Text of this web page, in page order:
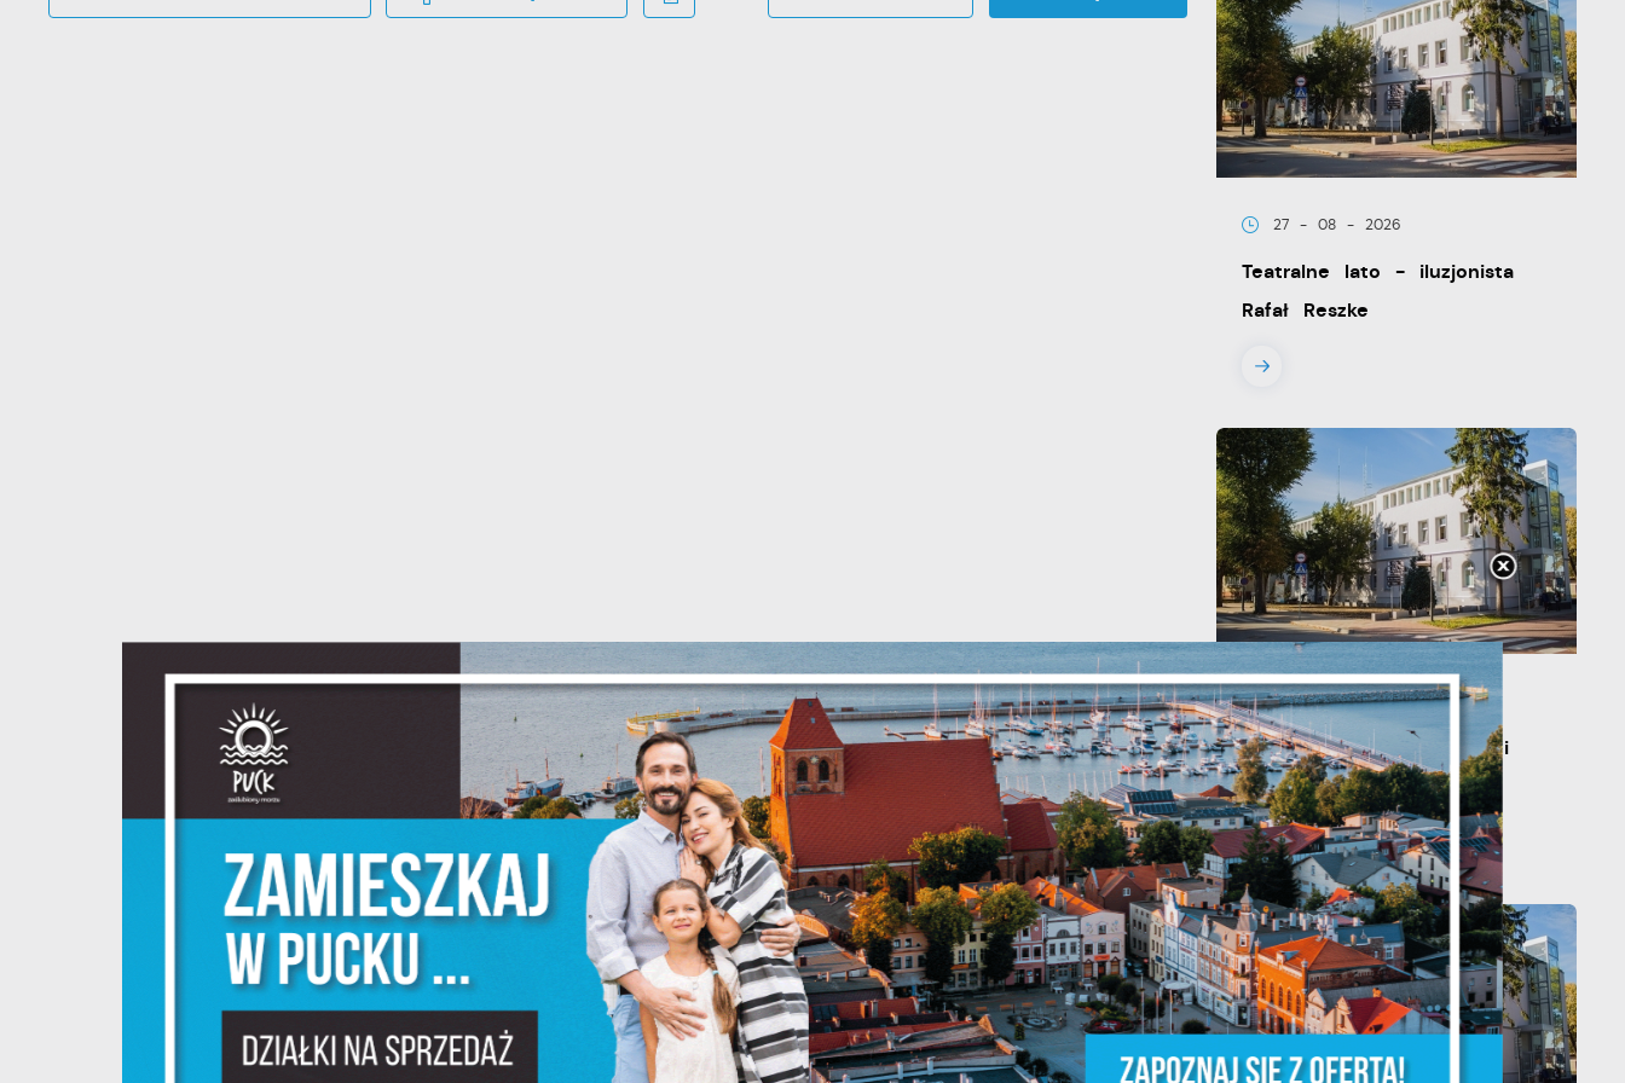
27 - 08 - 2026
Teatralne lato - iluzjonista
Rafał Reszke
20 - 08 - 2026
Teatralne lato - Zdrowo i
kolorowo
Ustawienia
Szanujemy Twoją prywatność. Możesz zmienić ustawienia cookies lub
zaakceptować je wszystkie. W dowolnym momencie możesz dokonać zmiany
swoich ustawień.
Niezbędne
Niezbędne pliki cookies służą do prawidłowego funkcjonowania strony
internetowej i umożliwiają Ci komfortowe korzystanie z oferowanych przez
Pliki cookies odpowiadają na podejmowane przez Ciebie działania w celu
m.in. dostosowania Twoich ustawień preferencji prywatności, logowania czy